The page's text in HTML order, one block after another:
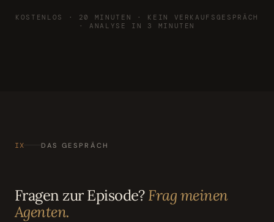
KOSTENLOS · 20 MINUTEN · KEIN VERKAUFSGESPRÄCH
· ANALYSE IN 3 MINUTEN
IX DAS GESPRÄCH
Fragen zur Episode?Frag meinen
Agenten.